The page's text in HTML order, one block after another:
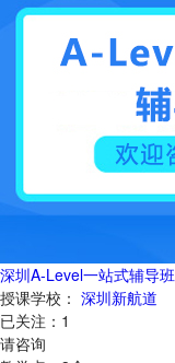
深圳A-Level一站式辅导班
授课学校： 深圳新航道
已关注： 1
请咨询